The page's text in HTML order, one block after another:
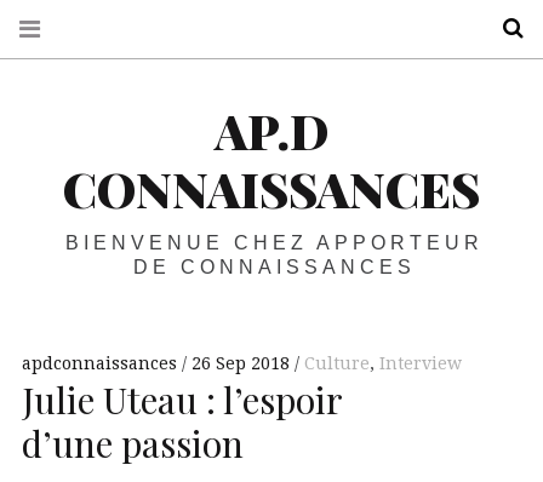
AP.D
CONNAISSANCES
BIENVENUE CHEZ APPORTEUR
DE CONNAISSANCES
apdconnaissances 26 Sep 2018 Culture, Interview
Julie Uteau : l’espoir
d’une passion